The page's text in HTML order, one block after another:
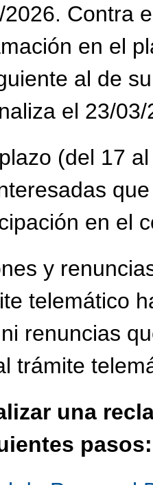
Contra
en el
al de
el 23/
(del 17
en el
y
telemático
renuncias
trámite
una
pasos: